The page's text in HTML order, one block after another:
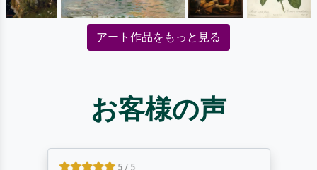
アート作品をもっと見る
お客様の声